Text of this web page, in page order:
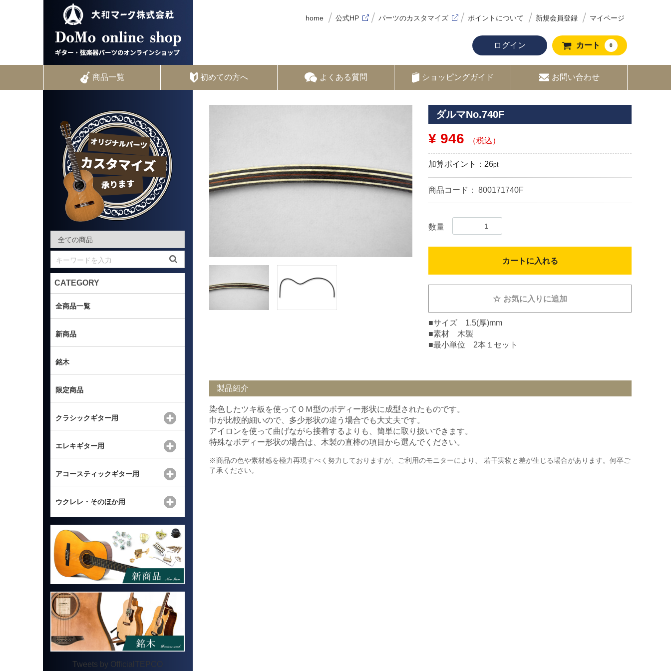
home 公式HP パーツのカスタマイズ ポイントについて 新規会員登録 マイページ
カート 0
ログイン
商品一覧 初めての方へ よくある質問 ショッピングガイド お問い合わせ
ダルマNo.740F
¥ 946 （税込）
加算ポイント： 26pt
商品コード：800171740F
数量
カートに入れる
☆ お気に入りに追加
■サイズ 1.5(厚)mm
■素材 木製
■最小単位 2本１セット
製品紹介
染色したツキ板を使ってＯＭ型のボディー形状に成型されたものです。
巾が比較的細いので、多少形状の違う場合でも大丈夫です。
アイロンを使って曲げながら接着するよりも、簡単に取り扱いできます。
特殊なボディー形状の場合は、木製の直棒の項目から選んでください。
※商品の色や素材感を極力再現すべく努力しておりますが、ご利用のモニターにより、 若干実物と差が生じる場合があります。何卒ご
了承ください。
CATEGORY
全商品一覧
新商品
銘木
限定商品
クラシックギター用
エレキギター用
アコースティックギター用
ウクレレ・そのほか用
Tweets by OfficialTEPCO